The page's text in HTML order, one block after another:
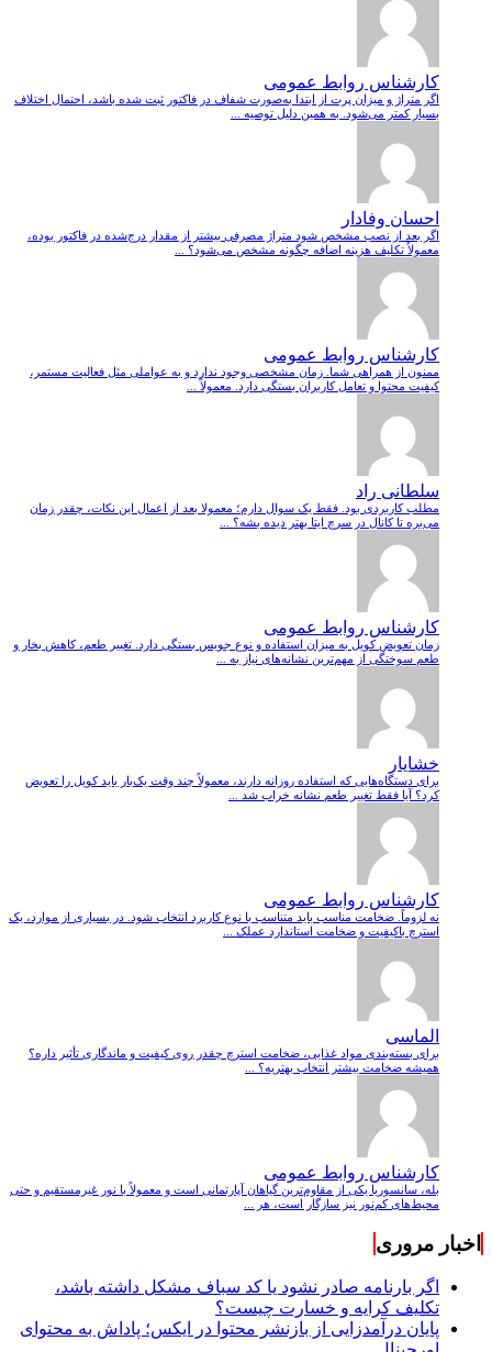
کارشناس روابط عمومی
اگر متراژ و میزان پرت از ابتدا به‌صورت شفاف در فاکتور ثبت شده باشد، احتمال اختلاف
بسیار کمتر می‌شود. به همین دلیل توصیه ...
احسان وفادار
اگر بعد از نصب مشخص شود متراژ مصرفی بیشتر از مقدار درج‌شده در فاکتور بوده،
معمولاً تکلیف هزینه اضافه چگونه مشخص می‌شود؟ ...
کارشناس روابط عمومی
ممنون از همراهی شما. زمان مشخصی وجود ندارد و به عواملی مثل فعالیت مستمر،
کیفیت محتوا و تعامل کاربران بستگی دارد. معمولاً ...
سلطانی راد
مطلب کاربردی بود. فقط یک سوال دارم؛ معمولا بعد از اعمال این نکات، چقدر زمان
می‌بره تا کانال در سرچ ایتا بهتر دیده بشه؟ ...
کارشناس روابط عمومی
زمان تعویض کویل به میزان استفاده و نوع جویس بستگی دارد. تغییر طعم، کاهش بخار و
طعم سوختگی از مهم‌ترین نشانه‌های نیاز به ...
خشایار
برای دستگاه‌هایی که استفاده روزانه دارند، معمولاً چند وقت یک‌بار باید کویل را تعویض
کرد؟ آیا فقط تغییر طعم نشانه خراب شد ...
کارشناس روابط عمومی
نه لزوماً. ضخامت مناسب باید متناسب با نوع کاربرد انتخاب شود. در بسیاری از موارد، یک
استرچ باکیفیت و ضخامت استاندارد عملک ...
الماسی
برای بسته‌بندی مواد غذایی، ضخامت استرچ چقدر روی کیفیت و ماندگاری تأثیر داره؟
همیشه ضخامت بیشتر انتخاب بهتریه؟ ...
کارشناس روابط عمومی
بله، سانسوریا یکی از مقاوم‌ترین گیاهان آپارتمانی است و معمولاً با نور غیرمستقیم و حتی
محیط‌های کم‌نور نیز سازگار است، هر ...
اخبار مروری
اگر بارنامه صادر نشود یا کد سباف مشکل داشته باشد،
تکلیف کرایه و خسارت چیست؟
پایان درآمدزایی از بازنشر محتوا در ایکس؛ پاداش به محتوای